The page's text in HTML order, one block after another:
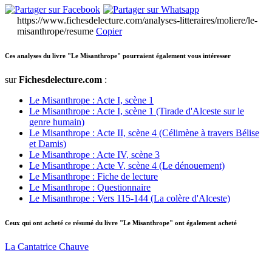
https://www.fichesdelecture.com/analyses-litteraires/moliere/le-
misanthrope/resume Copier
Ces analyses du livre "Le Misanthrope" pourraient également vous intéresser
surFichesdelecture.com :
Le Misanthrope : Acte I, scène 1
Le Misanthrope : Acte I, scène 1 (Tirade d'Alceste sur le
genre humain)
Le Misanthrope : Acte II, scène 4 (Célimène à travers Bélise
et Damis)
Le Misanthrope : Acte IV, scène 3
Le Misanthrope : Acte V, scène 4 (Le dénouement)
Le Misanthrope : Fiche de lecture
Le Misanthrope : Questionnaire
Le Misanthrope : Vers 115-144 (La colère d'Alceste)
Ceux qui ont acheté ce résumé du livre "Le Misanthrope" ont également acheté
La Cantatrice Chauve